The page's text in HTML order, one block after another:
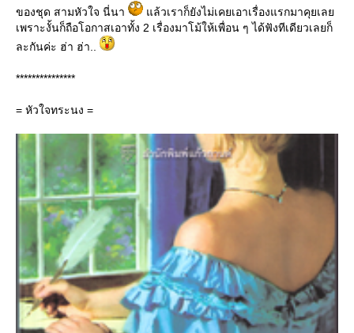
ของชุด สามหัวใจ นี่นา
ล้วเราก็ยังไม่เคยเอาเรื่องแรกมาคุยเล
เพราะงั้นก็ถือโอกาสเอาทั้ง 2 เรื่องมาโม้ให้เพื่อน ๆ ได้ฟังทีเดียวเลยก็
ละกันค่ะ ฮ่า ฮ่า..
***************
= หัวใจทระนง =